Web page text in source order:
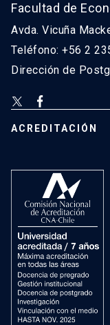
Facultad de
Avda. Vicuña
Teléfono: +56 2
Dirección de
ACREDITACIÓN